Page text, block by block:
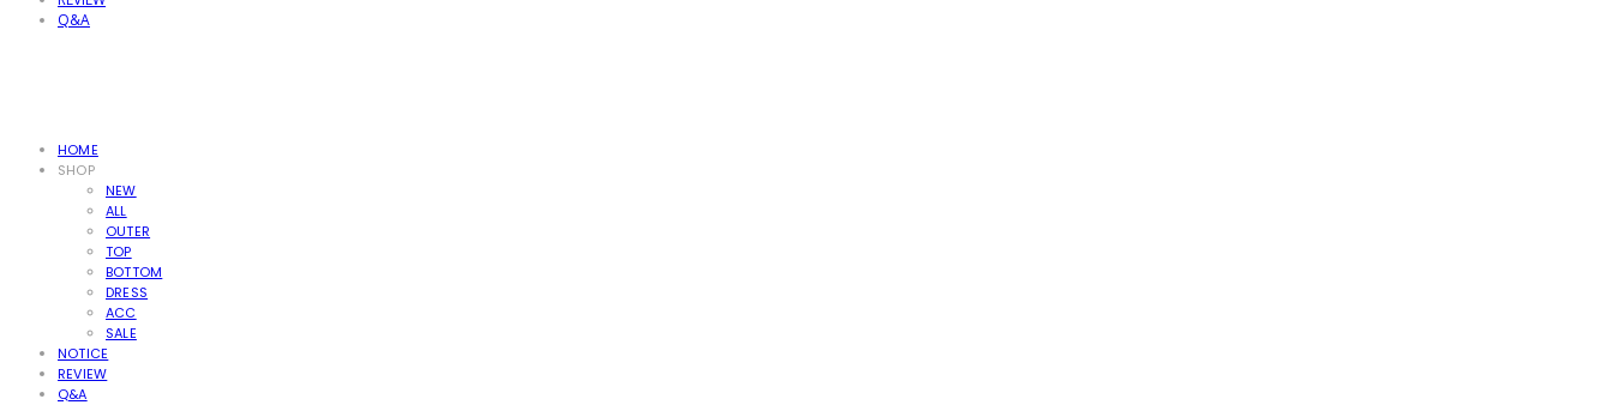
Q&A
HOME
SHOP
NEW
ALL
OUTER
TOP
BOTTOM
DRESS
ACC
SALE
NOTICE
REVIEW
Q&A